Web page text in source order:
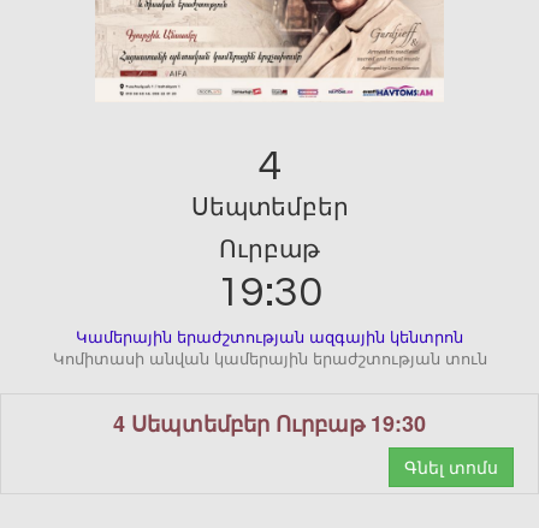
4
Սեպտեմբեր
Ուրբաթ
19:30
Կամերային երաժշտության ազգային կենտրոն
Կոմիտասի անվան կամերային երաժշտության տուն
4 Սեպտեմբեր Ուրբաթ 19:30
Գնել տոմս